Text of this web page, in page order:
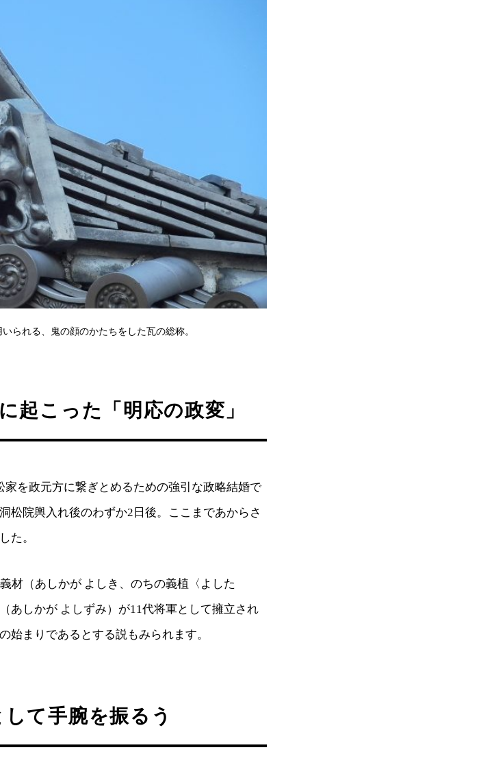
られる、鬼の顔のかたちをした瓦の総称。
起こった「明応の政変」
を政元方に繋ぎとめるための強引な政略結婚で
松院輿入れ後のわずか2日後。ここまであからさ
た。
材（あしかが よしき、のちの義植〈よした
あしかが よしずみ）が11代将軍として擁立され
始まりであるとする説もみられます。
て手腕を振るう